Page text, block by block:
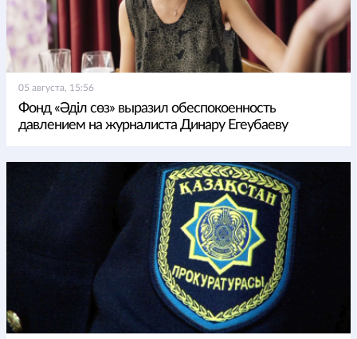
05 августа, 15:56
Фонд «Әділ сөз» выразил обеспокоенность
давлением на журналиста Динару Егеубаеву